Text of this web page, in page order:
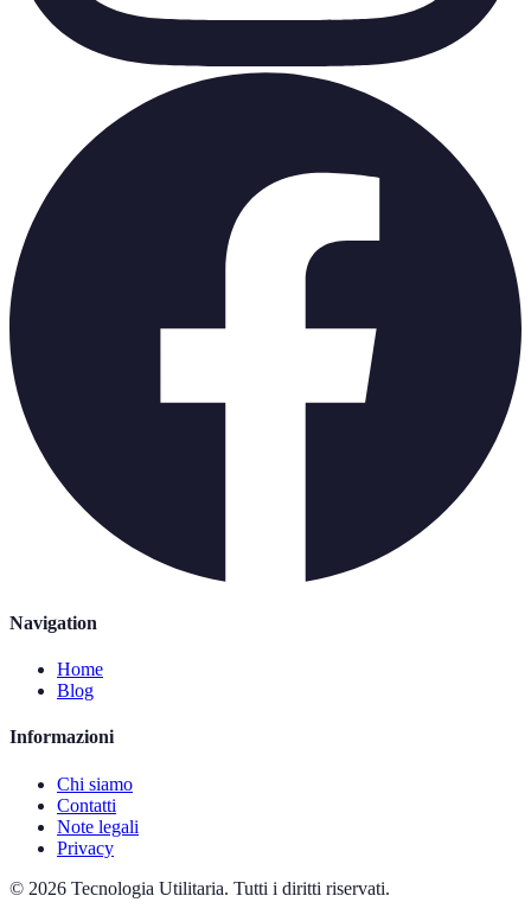
Navigation
Home
Blog
Informazioni
Chi siamo
Contatti
Note legali
Privacy
© 2026 Tecnologia Utilitaria. Tutti i diritti riservati.